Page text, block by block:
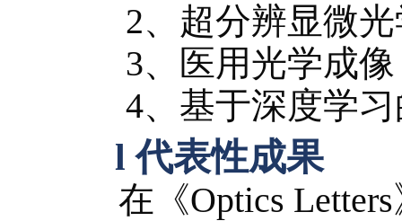
2、 超分辨显微
3、
医用光学成像
4、 基于深度学
l代表性成果
在《Optics Letters